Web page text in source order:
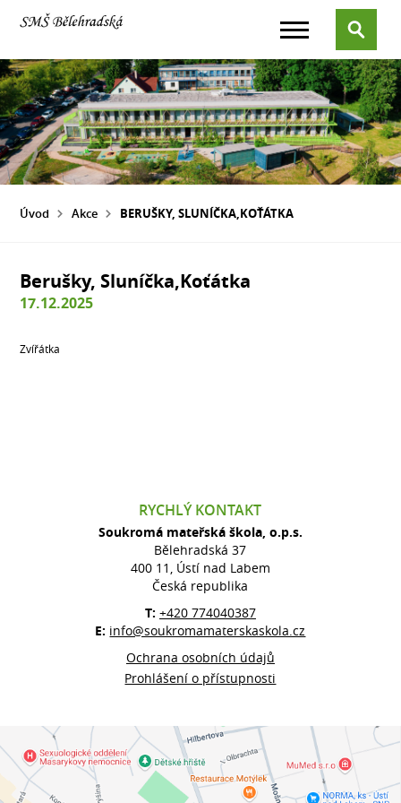
Úvod Akce BERUŠKY, SLUNÍČKA,KOŤÁTKA
Berušky, Sluníčka,Koťátka
17.12.2025
Zvířátka
RYCHLÝ KONTAKT
Soukromá mateřská škola, o.p.s.
Bělehradská 37
400 11, Ústí nad Labem
Česká republika
T: +420 774040387
E: info@soukromamaterskaskola.cz
Ochrana osobních údajů
Prohlášení o přístupnosti